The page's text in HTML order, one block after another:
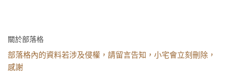
關於部落格
部落格內的資料若涉及侵權，請留言告知，小宅會立刻刪除，
感謝